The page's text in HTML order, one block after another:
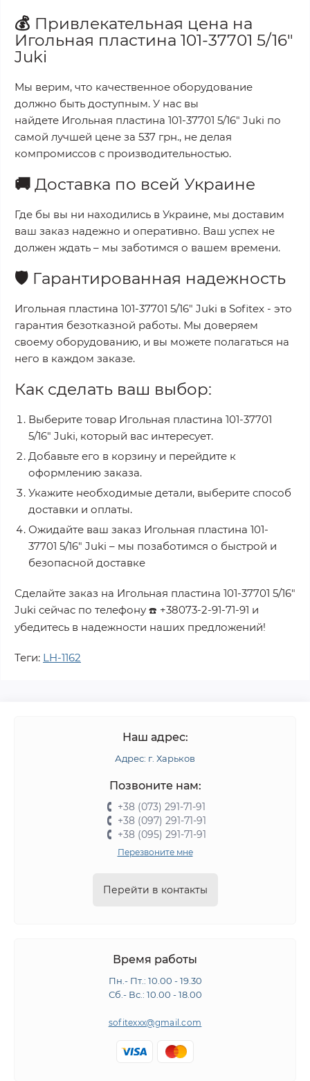
💰 Привлекательная цена на
Игольная пластина 101-37701 5/16"
Juki
Мы верим, что качественное оборудование
должно быть доступным. У нас вы
найдете Игольная пластина 101-37701 5/16" Juki по
самой лучшей цене за 537 грн., не делая
компромиссов с производительностью.
🚚 Доставка по всей Украине
Где бы вы ни находились в Украине, мы доставим
ваш заказ надежно и оперативно. Ваш успех не
должен ждать – мы заботимся о вашем времени.
🛡️ Гарантированная надежность
Игольная пластина 101-37701 5/16" Juki в Sofitex - это
гарантия безотказной работы. Мы доверяем
своему оборудованию, и вы можете полагаться на
него в каждом заказе.
Как сделать ваш выбор:
Выберите товар Игольная пластина 101-37701
5/16" Juki, который вас интересует.
Добавьте его в корзину и перейдите к
оформлению заказа.
Укажите необходимые детали, выберите способ
доставки и оплаты.
Ожидайте ваш заказ Игольная пластина 101-
37701 5/16" Juki – мы позаботимся о быстрой и
безопасной доставке
Сделайте заказ на Игольная пластина 101-37701 5/16"
Juki сейчас по телефону ☎️ +38073-2-91-71-91 и
убедитесь в надежности наших предложений!
Теги: LH-1162
Наш адрес:
Адрес: г. Харьков
Позвоните нам:
+38 (073) 291-71-91
+38 (097) 291-71-91
+38 (095) 291-71-91
Перезвоните мне
Перейти в контакты
Время работы
Пн.- Пт.: 10.00 - 19.30
Сб.- Вс.: 10.00 - 18.00
sofitexxx@gmail.com